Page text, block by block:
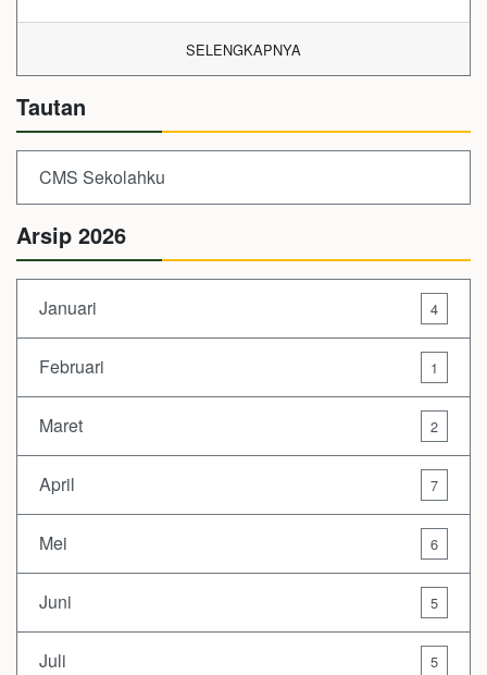
SELENGKAPNYA
Tautan
CMS Sekolahku
Arsip 2026
Januari 4
Februari 1
Maret 2
April 7
Mei 6
Juni 5
Juli 5